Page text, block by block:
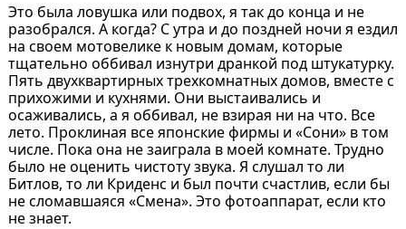
Это была ловушка или подвох, я так до конца и не
разобрался. А когда? С утра и до поздней ночи я ездил
на своем мотовелике к новым домам, которые
тщательно оббивал изнутри дранкой под штукатурку.
Пять двухквартирных трехкомнатных домов, вместе с
прихожими и кухнями. Они выстаивались и
осаживались, а я оббивал, не взирая ни на что. Все
лето. Проклиная все японские фирмы и «Сони» в том
числе. Пока она не заиграла в моей комнате. Трудно
было не оценить чистоту звука. Я слушал то ли
Битлов, то ли Криденс и был почти счастлив, если бы
не сломавшаяся «Смена». Это фотоаппарат, если кто
не знает.